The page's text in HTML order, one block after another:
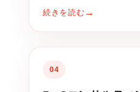
続きを読む
04